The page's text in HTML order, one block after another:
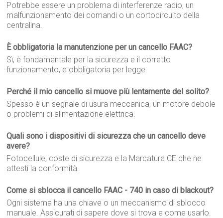
Potrebbe essere un problema di interferenze radio, un
malfunzionamento dei comandi o un cortocircuito della
centralina.
È obbligatoria la manutenzione per un cancello FAAC?
Sì, è fondamentale per la sicurezza e il corretto
funzionamento, e obbligatoria per legge.
Perché il mio cancello si muove più lentamente del solito?
Spesso è un segnale di usura meccanica, un motore debole
o problemi di alimentazione elettrica.
Quali sono i dispositivi di sicurezza che un cancello deve
avere?
Fotocellule, coste di sicurezza e la Marcatura CE che ne
attesti la conformità.
Come si sblocca il cancello FAAC - 740 in caso di blackout?
Ogni sistema ha una chiave o un meccanismo di sblocco
manuale. Assicurati di sapere dove si trova e come usarlo.